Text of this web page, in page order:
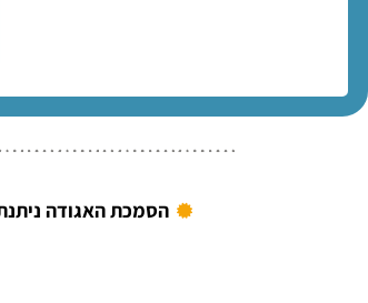
הסמכת האגודה